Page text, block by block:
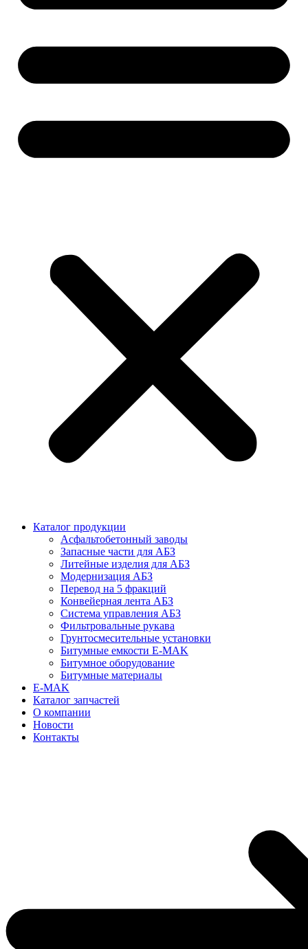
Каталог продукции
Асфальтобетонный заводы
Запасные части для АБЗ
Литейные изделия для АБЗ
Модернизация АБЗ
Перевод на 5 фракций
Конвейерная лента АБЗ
Система управления АБЗ
Фильтровальные рукава
Грунтосмесительные установки
Битумные емкости E-MAK
Битумное оборудование
Битумные материалы
E-MAK
Каталог запчастей
О компании
Новости
Контакты